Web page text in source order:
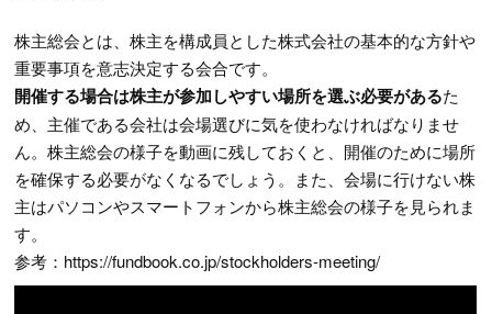
株主総会とは、株主を構成員とした株式会社の基本的な方針や
重要事項を意志決定する会合です。
開催する場合は株主が参加しやすい場所を選ぶ必要があるた
め、主催である会社は会場選びに気を使わなければなりませ
ん。株主総会の様子を動画に残しておくと、開催のために場所
を確保する必要がなくなるでしょう。また、会場に行けない株
主はパソコンやスマートフォンから株主総会の様子を見られま
す。
参考：https://fundbook.co.jp/stockholders-meeting/